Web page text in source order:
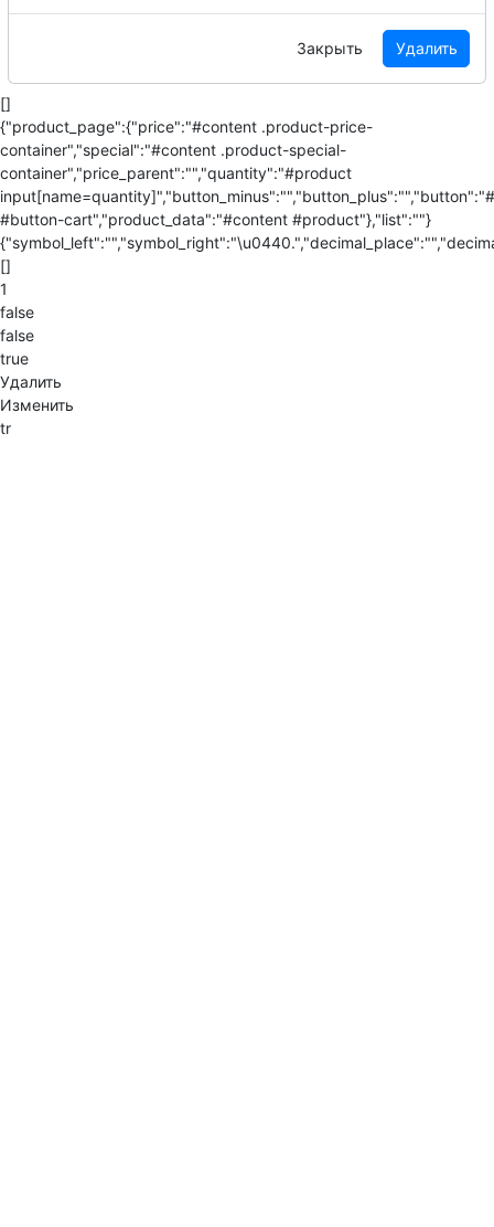
Закрыть Удалить
[]
{"product_page":{"price":"#content .product-price-
container","special":"#content .product-special-
container","price_parent":"","quantity":"#product
#button-cart","product_data":"#content #product"},"list":""}
[]
1
false
false
true
Удалить
Изменить
tr